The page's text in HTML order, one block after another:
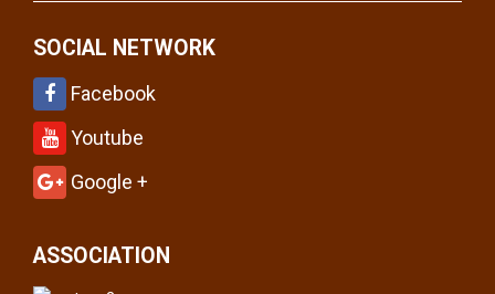
SOCIAL NETWORK
Facebook
Youtube
Google +
ASSOCIATION